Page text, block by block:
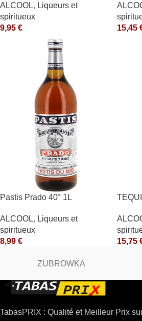
ALCOOL, Liqueurs et
spiritueux
9,95 €
15,45
Pastis Prado 40° 1L
ALCOOL, Liqueurs et
spiritueux
8,99 €
15,75
ZUBROWKA
TabasPRIX : Qualité et Meilleur Prix